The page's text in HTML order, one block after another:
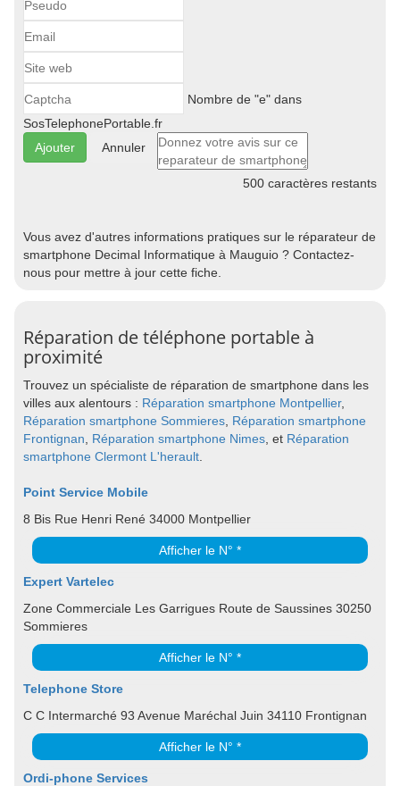
Nombre de "e" dans
SosTelephonePortable.fr
Annuler
500 caractères restants
Vous avez d'autres informations pratiques sur le réparateur de
smartphone Decimal Informatique à Mauguio ? Contactez-
nous pour mettre à jour cette fiche.
Réparation de téléphone portable à
proximité
Trouvez un spécialiste de réparation de smartphone dans les
villes aux alentours : Réparation smartphone Montpellier,
Réparation smartphone Sommieres Réparation smartphone
Frontignan
Réparation smartphone Nimes , et Réparation
smartphone Clermont L'herault
Point Service Mobile
8 Bis Rue Henri René 34000 Montpellier
Afficher le N° *
Expert Vartelec
Zone Commerciale Les Garrigues Route de Saussines 30250
Sommieres
Afficher le N° *
Telephone Store
C C Intermarché 93 Avenue Maréchal Juin 34110 Frontignan
Afficher le N° *
Ordi-phone Services